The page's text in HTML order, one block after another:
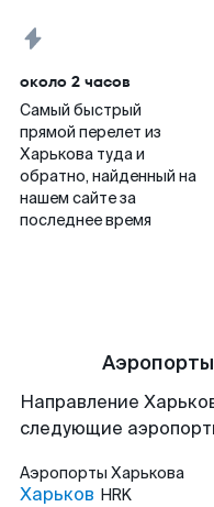
около 2 часов
Самый быстрый
прямой перелет из
Харькова туда и
обратно, найденный на
нашем сайте за
последнее время
Направление
следующие
Аэропорты Харькова
Харьков HRK